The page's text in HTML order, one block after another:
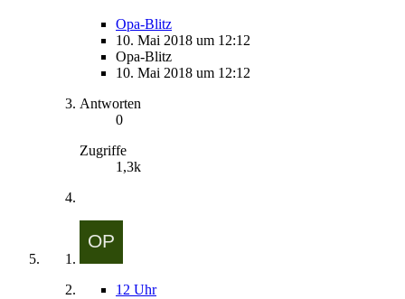
Opa-Blitz
10. Mai 2018 um 12:12
Opa-Blitz
10. Mai 2018 um 12:12
Antworten
0
Zugriffe
1,3k
12 Uhr